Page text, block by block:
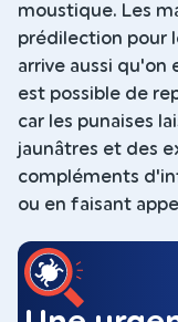
moustique. Les
prédilection pour
arrive aussi qu'on
est possible de
car les punaises
jaunâtres et des
compléments
ou en faisant